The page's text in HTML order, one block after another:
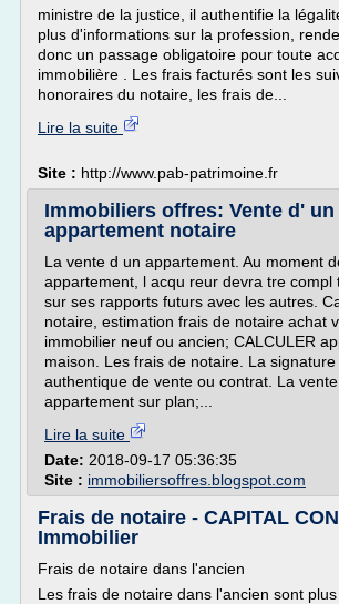
ministre de la justice, il authentifie la
plus d'informations sur la profession,
donc un passage obligatoire pour toute
immobilière . Les frais facturés sont les
honoraires du notaire, les frais de...
Lire la suite
Site : http://www.pab-patrimoine.fr
Immobiliers offres: Vente d' un
appartement notaire
La vente d un appartement. Au moment
appartement, l acqu reur devra tre compl
sur ses rapports futurs avec les autres.
notaire, estimation frais de notaire achat
immobilier neuf ou ancien; CALCULER
maison. Les frais de notaire. La
authentique de vente ou contrat. La
appartement sur plan;...
Lire la suite
Date: 2018-09-17 05:36:35
Site : immobiliersoffres.blogspot.com
Frais de notaire - CAPITAL
Immobilier
Frais de notaire dans l'ancien
Les frais de notaire dans l'ancien sont